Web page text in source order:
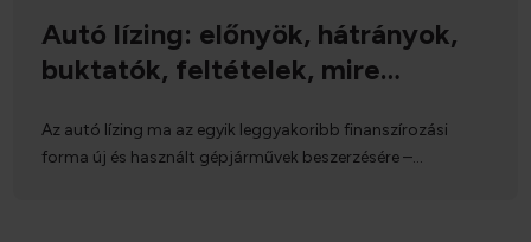
Autó lízing: előnyök, hátrányok,
buktatók, feltételek, mire
Az autó lízing ma az egyik leggyakoribb finanszírozási
forma új és használt gépjárművek beszerzésére –